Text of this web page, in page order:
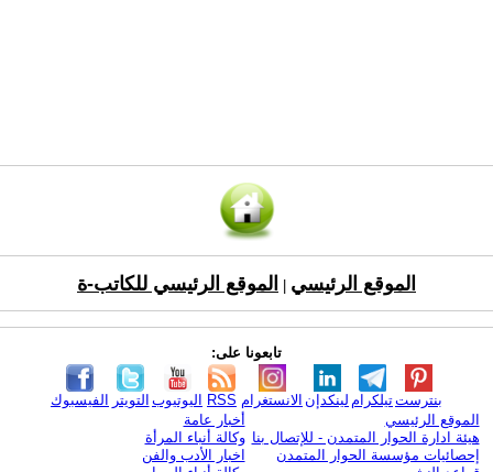
الموقع الرئيسي الموقع الرئيسي للكاتب-ة
تابعونا على:
الفيسبوك التويتر اليوتيوب RSS الانستغرام لينكدإن تيلكرامبنترست
الموقع الرئيسي
هيئة ادارة الحوار المتمدن - للإتصال بنا
إحصائيات مؤسسة الحوار المتمدن
أخبار عامة
وكالة أنباء المرأة
اخبار الأدب والفن